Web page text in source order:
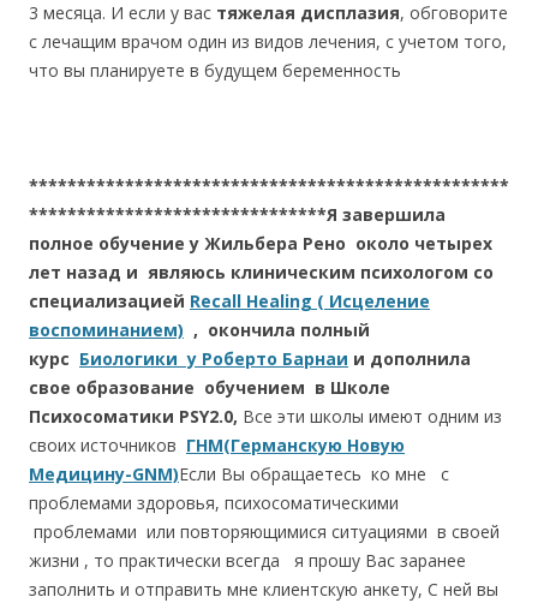
3 месяца. И если у вас тяжелая дисплазия, обговорите
с лечащим врачом один из видов лечения, с учетом того,
что вы планируете в будущем беременность
**************************************************
*******************************Я завершила
полное обучение у Жильбера Рено около четырех
лет назад и являюсь клиническим психологом со
специализацией Recall Healing ( Исцеление
воспоминанием) , окончила полный
курс Биологики у Роберто Барнаи и дополнила
свое образование обучением в Школе
Психосоматики PSY2.0, Все эти школы имеют одним из
своих источников ГНМ(Германскую Новую
Медицину-GNM)Если Вы обращаетесь ко мне с
проблемами здоровья, психосоматическими
проблемами или повторяющимися ситуациями в своей
жизни , то практически всегда я прошу Вас заранее
заполнить и отправить мне клиентскую анкету, С ней вы